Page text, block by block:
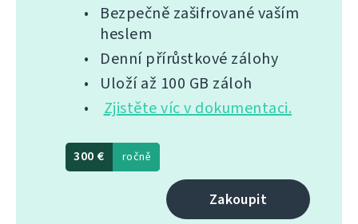
Bezpečně zašifrované vaším
heslem
Denní přírůstkové zálohy
Uloží až 100 GB záloh
Zjistěte víc v dokumentaci.
300 € ročně
Zakoupit